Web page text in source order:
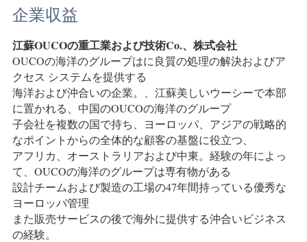
企業収益
江蘇OUCOの重工業および技術Co.、株式会社
OUCOの海洋のグループはに良質の処理の解決およびア
クセス システムを提供する
海洋および沖合いの企業。、江蘇美しいウーシーで本部
に置かれる、中国のOUCOの海洋のグループ
子会社を複数の国で持ち、ヨーロッパ、アジアの戦略的
なポイントからの全体的な顧客の基盤に役立つ、
アフリカ、オーストラリアおよび中東。経験の年によっ
て、OUCOの海洋のグループは専有物がある
設計チームおよび製造の工場の47年間持っている優秀な
ヨーロッパ管理
また販売サービスの後で海外に提供する沖合いビジネス
の経験。